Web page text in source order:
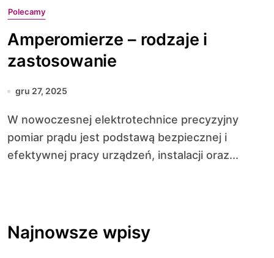
Polecamy
Amperomierze – rodzaje i
zastosowanie
gru 27, 2025
W nowoczesnej elektrotechnice precyzyjny
pomiar prądu jest podstawą bezpiecznej i
efektywnej pracy urządzeń, instalacji oraz...
Najnowsze wpisy